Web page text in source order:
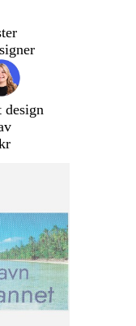
design